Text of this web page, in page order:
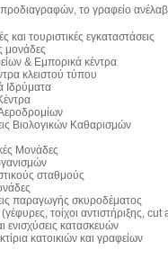
το γραφείο
και τουριστικές εγκαταστάσεις
μονάδες
& Εμπορικά κέντρα
κλειστού τύπου
Ιδρύματα
Βιολογικών Καθαρισμών
Μονάδες
σταθμούς
παραγωγής σκυροδέματος
(γέφυρες, τοίχοι αντιστήριξης,
ενισχύσεις κατασκευών
κατοικιών και γραφείων